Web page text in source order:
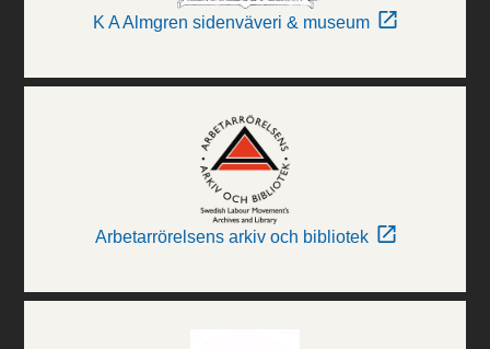
K A Almgren sidenväveri & museum
Arbetarrörelsens arkiv och bibliotek